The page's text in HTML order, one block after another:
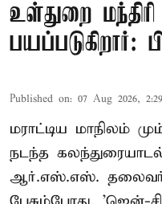
உள்துறை
பயப்படுகிறார்:
Published on: 07 Aug 2026,
மராட்டிய மாநிலம்
நடந்த
ஆர்.எஸ்.எஸ்.